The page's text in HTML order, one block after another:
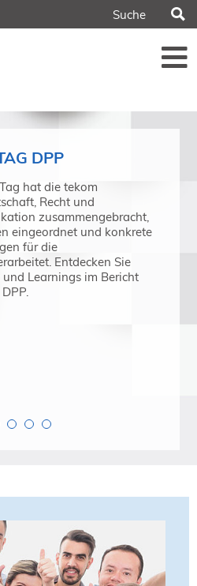
DPP
hat die tekom
Recht und
zusammengebracht,
eingeordnet und konkrete
für die
Entdecken Sie
Learnings im Bericht